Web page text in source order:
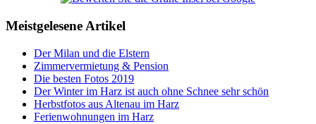
Meistgelesene Artikel
Der Milan und die Elstern
Zimmervermietung & Pension
Die besten Fotos 2019
Der Winter im Harz ist auch ohne Schnee sehr schön
Herbstfotos aus Altenau im Harz
Ferienwohnungen im Harz